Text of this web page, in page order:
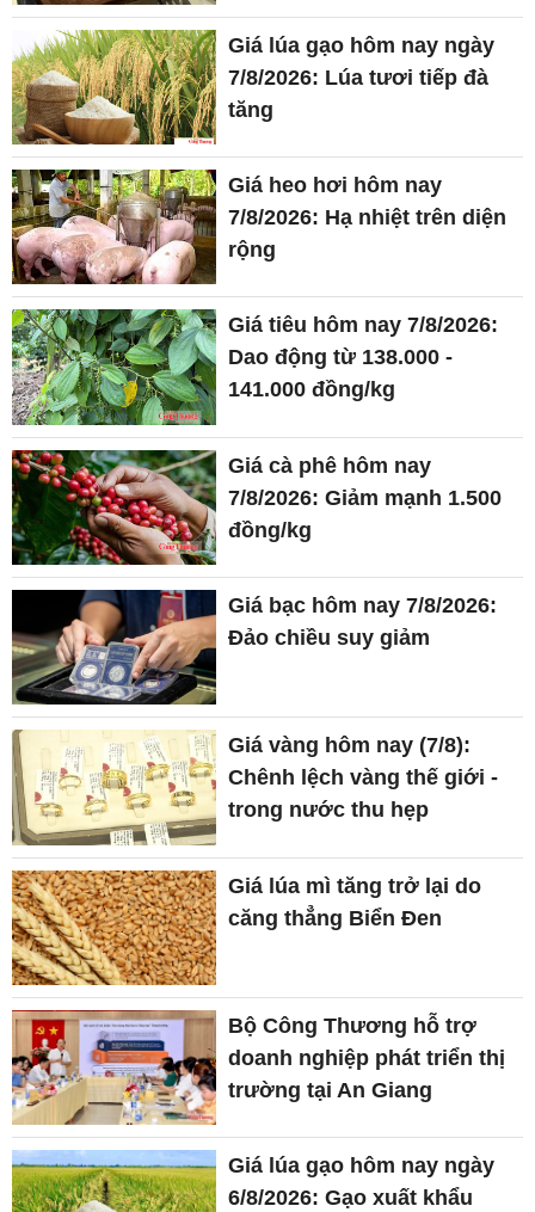
Giá lúa gạo hôm nay ngày
7/8/2026: Lúa tươi tiếp đà
tăng
Giá heo hơi hôm nay
7/8/2026: Hạ nhiệt trên diện
rộng
Giá tiêu hôm nay 7/8/2026:
Dao động từ 138.000 -
141.000 đồng/kg
Giá cà phê hôm nay
7/8/2026: Giảm mạnh 1.500
đồng/kg
Giá bạc hôm nay 7/8/2026:
Đảo chiều suy giảm
Giá vàng hôm nay (7/8):
Chênh lệch vàng thế giới -
trong nước thu hẹp
Giá lúa mì tăng trở lại do
căng thẳng Biển Đen
Bộ Công Thương hỗ trợ
doanh nghiệp phát triển thị
trường tại An Giang
Giá lúa gạo hôm nay ngày
6/8/2026: Gạo xuất khẩu